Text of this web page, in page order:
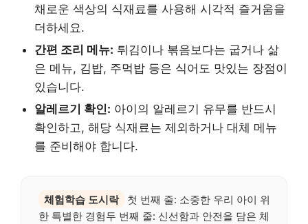
채로운 색상의 식재료를 사용해 시각적 즐거움을
더하세요.
간편 조리 메뉴: 튀김이나 볶음보다는 굽거나 삶
은 메뉴, 김밥, 주먹밥 등은 식어도 맛있는 장점이
있습니다.
알레르기 확인: 아이의 알레르기 유무를 반드시
확인하고, 해당 식재료는 제외하거나 대체 메뉴
를 준비해야 합니다.
체험학습 도시락
첫 번째 줄: 소중한 우리 아이 위
한 특별한 경험두 번째 줄: 신선함과 안전을 담은 체